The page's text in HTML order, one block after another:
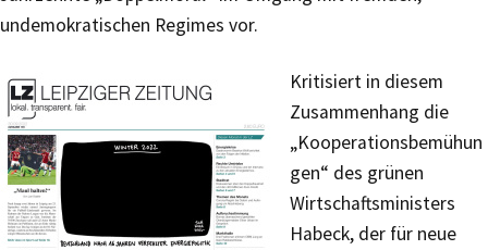
undemokratischen Regimes vor.
Kritisiert in diesem
Zusammenhang die
„Kooperationsbemühun
gen“ des grünen
Wirtschaftsministers
Habeck, der für neue